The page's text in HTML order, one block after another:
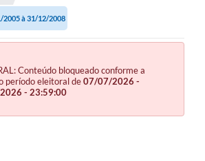
2005 à 31/12/2008
Conteúdo bloqueado conforme a
período eleitoral de07/07/2026 -
- 23:59:00